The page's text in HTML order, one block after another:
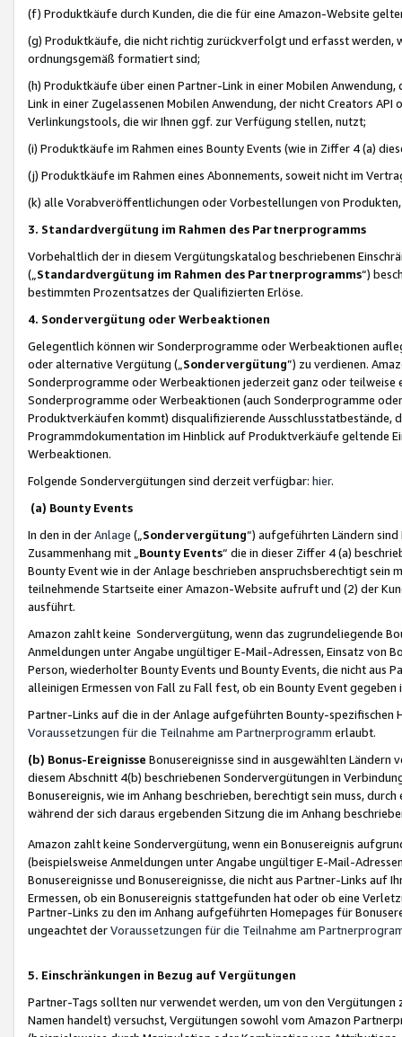
(f) Produktkäufe durch Kunden, die die für eine Amazon-Website
(g) Produktkäufe, die nicht richtig zurückverfolgt und erfasst werden,
ordnungsgemäß formatiert sind;
(h) Produktkäufe über einen Partner-Link in einer Mobilen
Link in einer Zugelassenen Mobilen Anwendung, der nicht Creators
Verlinkungstools, die wir Ihnen ggf. zur Verfügung stellen, nutzt;
(i) Produktkäufe im Rahmen eines Bounty Events (wie in Ziffer 4 (a)
(j) Produktkäufe im Rahmen eines Abonnements, soweit nicht im
(k) alle Vorabveröffentlichungen oder Vorbestellungen von
3. Standardvergütung im Rahmen des Partnerprogramms
Vorbehaltlich der in diesem Vergütungskatalog beschriebenen
(„ Standardvergütung im Rahmen des Partnerprogramms“)
bestimmten Prozentsatzes der Qualifizierten Erlöse.
4. Sondervergütung oder Werbeaktionen
Gelegentlich können wir Sonderprogramme oder Werbeaktionen
oder alternative Vergütung („ Sondervergütung”) zu verdienen.
Sonderprogramme oder Werbeaktionen jederzeit ganz oder
Sonderprogramme oder Werbeaktionen (auch Sonderprogramme
Produktverkäufen kommt) disqualifizierende Ausschlusstatbestände,
Programmdokumentation im Hinblick auf Produktverkäufe geltende
Werbeaktionen.
Folgende Sondervergütungen sind derzeit verfügbar: hier.
(a) Bounty Events
In den in derAnlage („ Sondervergütung“) aufgeführten Ländern
Zusammenhang mit „ Bounty Events“ die in dieser Ziffer 4 (a)
Bounty Event wie in der Anlage beschrieben anspruchsberechtigt sein
teilnehmende Startseite einer Amazon-Website aufruft und (2) der
ausführt.
Amazon zahlt keine Sondervergütung, wenn das zugrundeliegende
Anmeldungen unter Angabe ungültiger E-Mail-Adressen, Einsatz von
Person, wiederholter Bounty Events und Bounty Events, die nicht
alleinigen Ermessen von Fall zu Fall fest, ob ein Bounty Event
Partner-Links auf die in der Anlage aufgeführten Bounty-spezifischen
Voraussetzungen für die Teilnahme am Partnerprogramm erlaubt.
(b) Bonus-Ereignisse Bonusereignisse sind in ausgewählten Ländern
diesem Abschnitt 4(b) beschriebenen Sondervergütungen in
Bonusereignis, wie im Anhang beschrieben, berechtigt sein muss,
während der sich daraus ergebenden Sitzung die im Anhang
Amazon zahlt keine Sondervergütung, wenn ein Bonusereignis
(beispielsweise Anmeldungen unter Angabe ungültiger E-Mail-
Bonusereignisse und Bonusereignisse, die nicht aus Partner-Links auf
Ermessen, ob ein Bonusereignis stattgefunden hat oder ob eine
Partner-Links zu den im Anhang aufgeführten Homepages für
ungeachtet derVoraussetzungen für die Teilnahme am
5. Einschränkungen in Bezug auf Vergütungen
Partner-Tags sollten nur verwendet werden, um von den
Namen handelt) versuchst, Vergütungen sowohl vom Amazon